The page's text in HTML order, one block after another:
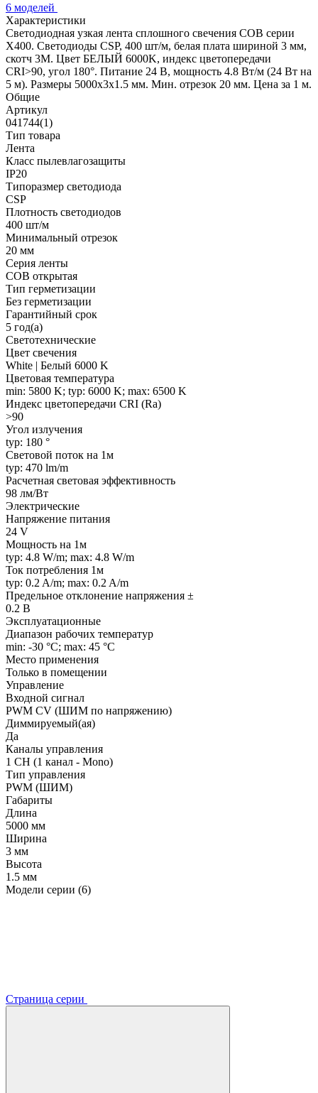
6 моделей
Характеристики
Светодиодная узкая лента сплошного свечения COB серии
X400. Светодиоды CSP, 400 шт/м, белая плата шириной 3 мм,
скотч 3M. Цвет БЕЛЫЙ 6000K, индекс цветопередачи
CRI>90, угол 180°. Питание 24 В, мощность 4.8 Вт/м (24 Вт на
5 м). Размеры 5000х3х1.5 мм. Мин. отрезок 20 мм. Цена за 1 м.
Общие
Артикул
041744(1)
Тип товара
Лента
Класс пылевлагозащиты
IP20
Типоразмер светодиода
CSP
Плотность светодиодов
400 шт/м
Минимальный отрезок
20 мм
Серия ленты
COB открытая
Тип герметизации
Без герметизации
Гарантийный срок
5 год(а)
Светотехнические
Цвет свечения
White | Белый 6000 K
Цветовая температура
min: 5800 K; typ: 6000 K; max: 6500 K
Индекс цветопередачи CRI (Ra)
>90
Угол излучения
typ: 180 °
Световой поток на 1м
typ: 470 lm/m
Расчетная световая эффективность
98 лм/Вт
Электрические
Напряжение питания
24 V
Мощность на 1м
typ: 4.8 W/m; max: 4.8 W/m
Ток потребления 1м
typ: 0.2 A/m; max: 0.2 A/m
Предельное отклонение напряжения ±
0.2 В
Эксплуатационные
Диапазон рабочих температур
min: -30 °C; max: 45 °C
Место применения
Только в помещении
Управление
Входной сигнал
PWM СV (ШИМ по напряжению)
Диммируемый(ая)
Да
Каналы управления
1 CH (1 канал - Mono)
Тип управления
PWM (ШИМ)
Габариты
Длина
5000 мм
Ширина
3 мм
Высота
1.5 мм
Модели серии (6)
Страница серии